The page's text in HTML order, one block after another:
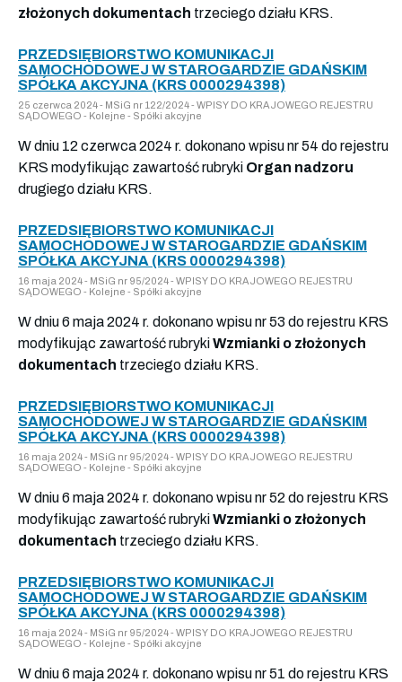
złożonych dokumentach trzeciego działu KRS.
PRZEDSIĘBIORSTWO KOMUNIKACJI
SAMOCHODOWEJ W STAROGARDZIE GDAŃSKIM
SPÓŁKA AKCYJNA (KRS 0000294398)
25 czerwca 2024 - MSiG nr 122/2024 - WPISY DO KRAJOWEGO REJESTRU
SĄDOWEGO - Kolejne - Spółki akcyjne
W dniu 12 czerwca 2024 r. dokonano wpisu nr 54 do rejestru
KRS modyfikując zawartość rubryki Organ nadzoru
drugiego działu KRS.
PRZEDSIĘBIORSTWO KOMUNIKACJI
SAMOCHODOWEJ W STAROGARDZIE GDAŃSKIM
SPÓŁKA AKCYJNA (KRS 0000294398)
16 maja 2024 - MSiG nr 95/2024 - WPISY DO KRAJOWEGO REJESTRU
SĄDOWEGO - Kolejne - Spółki akcyjne
W dniu 6 maja 2024 r. dokonano wpisu nr 53 do rejestru KRS
modyfikując zawartość rubrykiWzmianki o złożonych
dokumentach trzeciego działu KRS.
PRZEDSIĘBIORSTWO KOMUNIKACJI
SAMOCHODOWEJ W STAROGARDZIE GDAŃSKIM
SPÓŁKA AKCYJNA (KRS 0000294398)
16 maja 2024 - MSiG nr 95/2024 - WPISY DO KRAJOWEGO REJESTRU
SĄDOWEGO - Kolejne - Spółki akcyjne
W dniu 6 maja 2024 r. dokonano wpisu nr 52 do rejestru KRS
modyfikując zawartość rubrykiWzmianki o złożonych
dokumentach trzeciego działu KRS.
PRZEDSIĘBIORSTWO KOMUNIKACJI
SAMOCHODOWEJ W STAROGARDZIE GDAŃSKIM
SPÓŁKA AKCYJNA (KRS 0000294398)
16 maja 2024 - MSiG nr 95/2024 - WPISY DO KRAJOWEGO REJESTRU
SĄDOWEGO - Kolejne - Spółki akcyjne
W dniu 6 maja 2024 r. dokonano wpisu nr 51 do rejestru KRS